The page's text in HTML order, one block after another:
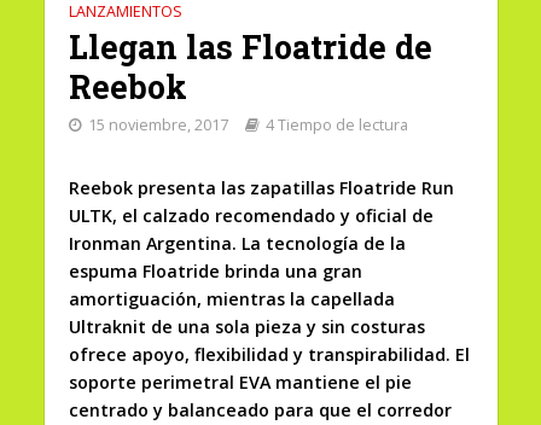
LANZAMIENTOS
Llegan las Floatride de
Reebok
15 noviembre, 2017 4 Tiempo de lectura
Reebok presenta las zapatillas Floatride Run
ULTK, el calzado recomendado y oficial de
Ironman Argentina. La tecnología de la
espuma Floatride brinda una gran
amortiguación, mientras la capellada
Ultraknit de una sola pieza y sin costuras
ofrece apoyo, flexibilidad y transpirabilidad. El
soporte perimetral EVA mantiene el pie
centrado y balanceado para que el corredor